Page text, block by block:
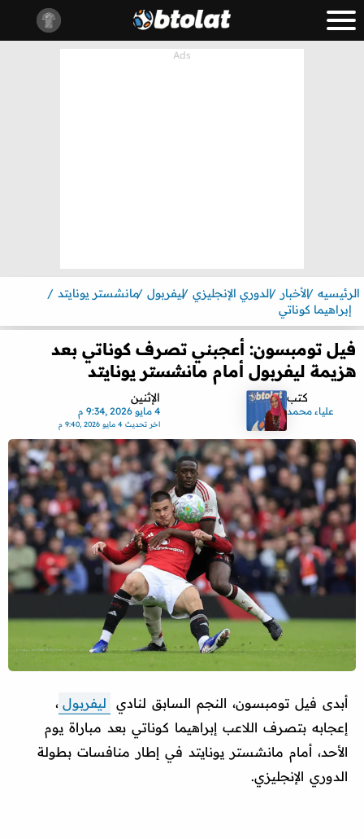
الرئيسيه الأخبار الدوري الإنجليزي ليفربول مانشستر يونايتد
إبراهيما كوناتي
فيل تومبسون: أعجبني تصرف كوناتي بعد
هزيمة ليفربول أمام مانشستر يونايتد
كتب
علياء محمد
الإثنين
4 مايو 2026 ,9:34 م
اخر تحديث4 مايو 2026 ,9:40 م
أبدى فيل تومبسون، النجم السابق لنادي ليفربول ،
إعجابه بتصرف اللاعب إبراهيما كوناتي بعد مباراة يوم
الأحد، أمام مانشستر يونايتد في إطار منافسات بطولة
الدوري الإنجليزي.